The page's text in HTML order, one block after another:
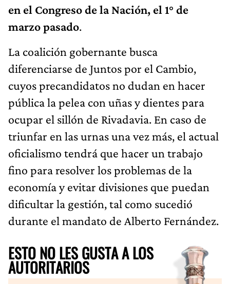
en el Congreso de la Nación, el 1° de
marzo pasado.
La coalición gobernante busca
diferenciarse de Juntos por el Cambio,
cuyos precandidatos no dudan en hacer
pública la pelea con uñas y dientes para
ocupar el sillón de Rivadavia. En caso de
triunfar en las urnas una vez más, el actual
oficialismo tendrá que hacer un trabajo
fino para resolver los problemas de la
economía y evitar divisiones que puedan
dificultar la gestión, tal como sucedió
durante el mandato de Alberto Fernández.
ESTO NO LES GUSTA A LOS
AUTORITARIOS